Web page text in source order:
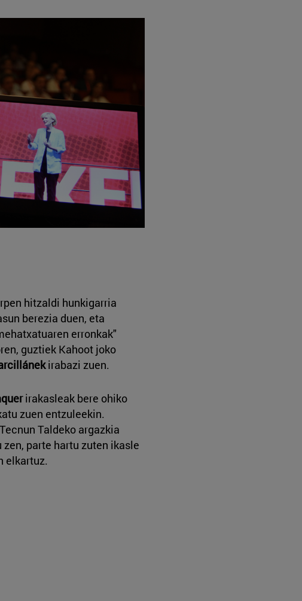
hitzaldi hunkigarria
berezia duen, eta
erronkak"
guztiek Kahoot joko
irabazi zuen.
irakasleak bere ohiko
zuen entzuleekin.
Taldeko argazkia
parte hartu zuten ikasle
elkartuz.